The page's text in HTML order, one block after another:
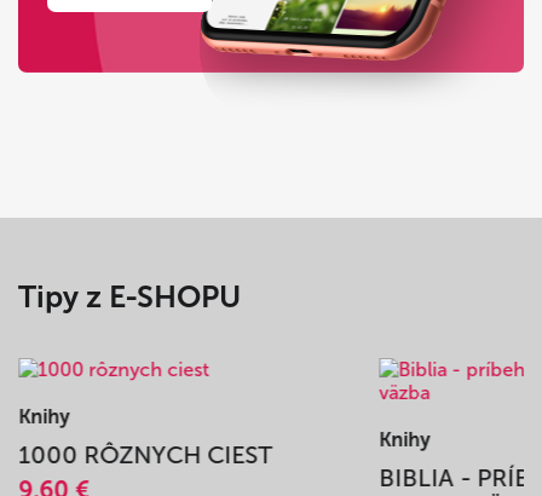
Tipy z E-SHOPU
Knihy
1000 RÔZNYCH CIEST
9,60 €
Knihy
BIBLIA -